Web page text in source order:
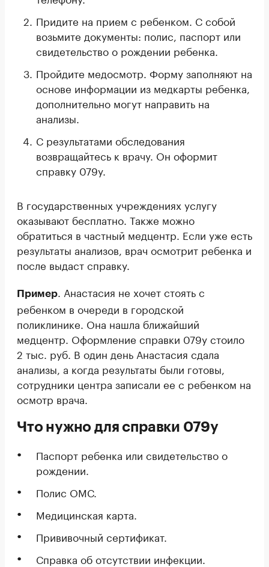
Придите на прием с ребенком. С собой
возьмите документы: полис, паспорт или
свидетельство о рождении ребенка.
Пройдите медосмотр. Форму заполняют на
основе информации из медкарты ребенка,
дополнительно могут направить на
анализы.
С результатами обследования
возвращайтесь к врачу. Он оформит
справку 079у.
В государственных учреждениях услугу
оказывают бесплатно. Также можно
обратиться в частный медцентр. Если уже есть
результаты анализов, врач осмотрит ребенка и
после выдаст справку.
Пример
. Анастасия не хочет стоять с
ребенком в очереди в городской
поликлинике. Она нашла ближайший
медцентр. Оформление справки 079у стоило
2 тыс. руб. В один день Анастасия сдала
анализы, а когда результаты были готовы,
сотрудники центра записали ее с ребенком на
осмотр врача.
Что нужно для справки 079у
Паспорт ребенка или свидетельство о
рождении.
Полис ОМС.
Медицинская карта.
Прививочный сертификат.
Справка об отсутствии инфекции.